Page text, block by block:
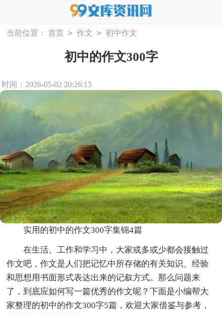
当前位置： 首页 > 作文 > 初中作文
初中的作文300字
时间：2026-05-02 20:26:13
实用的初中的作文300字集锦4篇
在生活、工作和学习中，大家或多或少都会接触过
作文吧，作文是人们把记忆中所存储的有关知识、经验
和思想用书面形式表达出来的记叙方式。那么问题来
了，到底应如何写一篇优秀的作文呢？下面是小编帮大
家整理的初中的作文300字5篇，欢迎大家借鉴与参考，